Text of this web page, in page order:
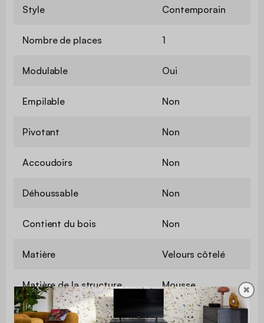
Style Contemporain
Nombre de places 1
Modulable Oui
Empilable Non
Pivotant Non
Accoudoirs Non
Déhoussable Non
Contient du bois Non
Matière Velours côtelé
Matière de la structure Mousse
Grammage du tissu 330 g/m²
✖